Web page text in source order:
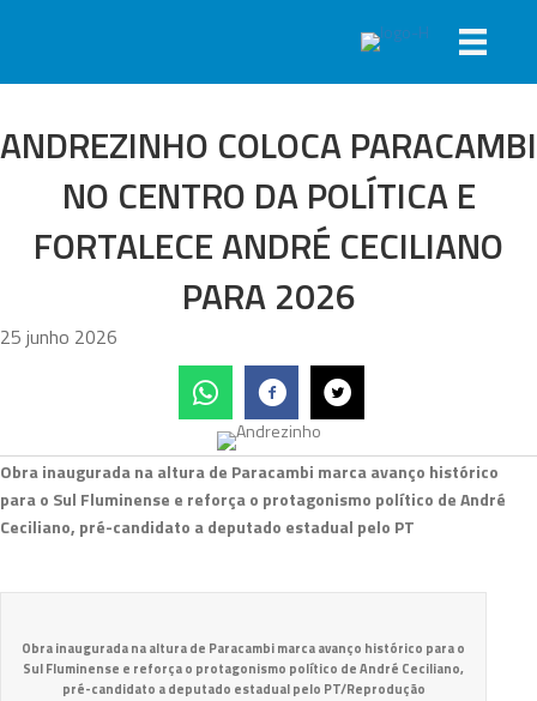
ANDREZINHO COLOCA PARACAMBI
NO CENTRO DA POLÍTICA E
FORTALECE ANDRÉ CECILIANO
PARA 2026
25 junho 2026
Obra inaugurada na altura de Paracambi marca avanço histórico
para o Sul Fluminense e reforça o protagonismo político de André
Ceciliano, pré-candidato a deputado estadual pelo PT
Obra inaugurada na altura de Paracambi marca avanço histórico para o
Sul Fluminense e reforça o protagonismo político de André Ceciliano,
pré-candidato a deputado estadual pelo PT/Reprodução